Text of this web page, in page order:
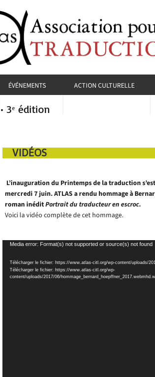
ÉVÉNEMENTS ACTION CULTURELLE
3e édition
VIDÉOS
L’inauguration du Printemps de la traduction
mercredi 7 juin. ATLAS a rendu hommage à
roman inéditPortrait du traducteur en escroc.
Voici la vidéo complète de cet hommage.
Lecteur
Media error: Format(s) not supported or source(s) not found
Télécharger le fichier: https://www.atlas-citl.org/wp-content/uploads/
Télécharger le fichier: https://www.atlas-citl.org/wp-
content/uploads/2017/06/